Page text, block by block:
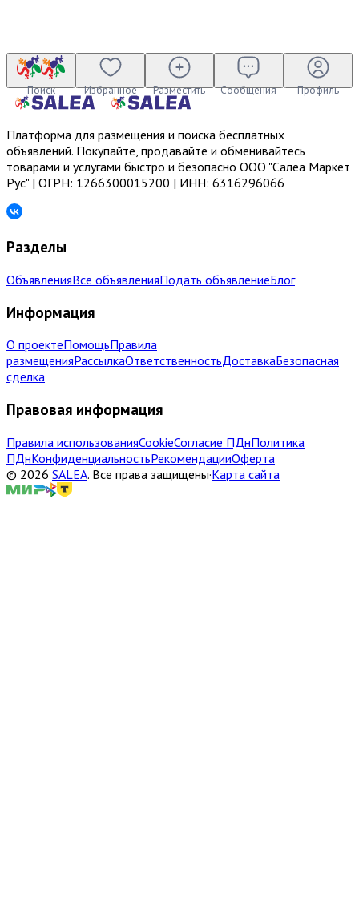
Поиск Избранное Разместить Сообщения Профиль
Платформа для размещения и поиска бесплатных
объявлений. Покупайте, продавайте и обменивайтесь
товарами и услугами быстро и безопасно ООО "Салеа Маркет
Рус" | ОГРН: 1266300015200 | ИНН: 6316296066
Разделы
ОбъявленияВсе объявленияПодать объявлениеБлог
Информация
О проектеПомощьПравила
размещенияРассылкаОтветственностьДоставкаБезопасная
сделка
Правовая информация
Правила использованияCookieСогласие ПДнПолитика
ПДнКонфиденциальностьРекомендацииОферта
© 2026 SALEA. Все права защищены·Карта сайта